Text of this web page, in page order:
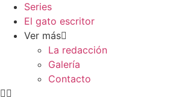
Series
El gato escritor
Ver más
La redacción
Galería
Contacto